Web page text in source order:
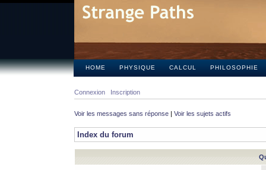
HOME PHYSIQUE CALCUL PHILOSOPHIE
Connexion Inscription
Voir les messages sans réponse | Voir les sujets actifs
Index du forum